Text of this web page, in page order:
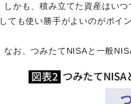
しかも、積み立てた資産はい
しても使い勝手がよいのがポイ
なお、つみたてNISAと一般